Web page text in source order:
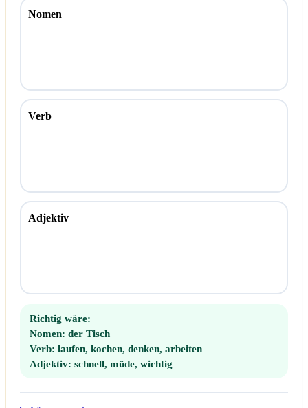
Nomen
Verb
Adjektiv
Richtig wäre:
Nomen: der Tisch
Verb: laufen, kochen, denken, arbeiten
Adjektiv: schnell, müde, wichtig